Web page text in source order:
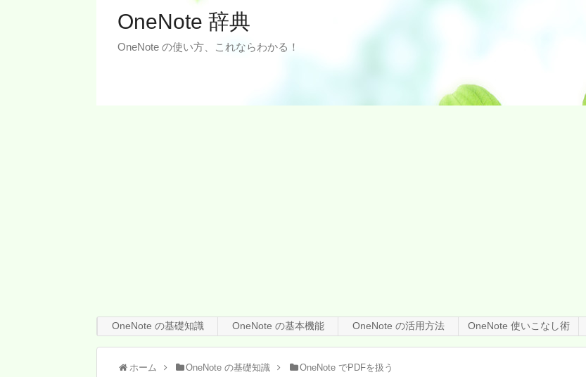
OneNote 辞典
OneNote の使い方、これならわかる！
OneNote の基礎知識 OneNote の基本機能 OneNote の活用方法 OneNote 使いこなし術
ホーム OneNote の基礎知識 OneNote でPDFを扱う